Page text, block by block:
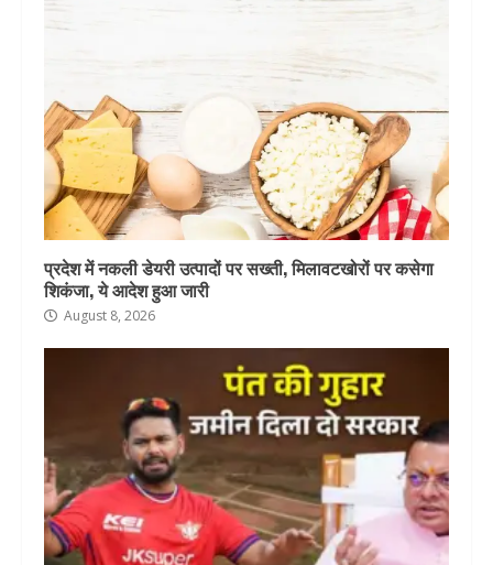
प्रदेश में नकली डेयरी उत्पादों पर सख्ती, मिलावटखोरों पर कसेगा
शिकंजा, ये आदेश हुआ जारी
August 8, 2026